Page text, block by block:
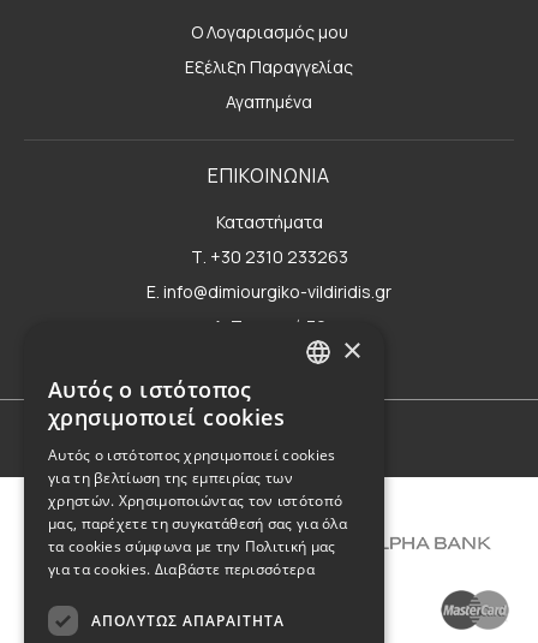
Ο Λογαριασμός μου
Εξέλιξη Παραγγελίας
Αγαπημένα
ΕΠΙΚΟΙΝΩΝΙΑ
Καταστήματα
Τ. +30 2310 233263
E. info@dimiourgiko-vildiridis.gr
Δ. Τσιμισκή 70
Φόρμα επικοινωνίας×
Αυτός ο ιστότοπος
χρησιμοποιεί cookies
Αυτός ο ιστότοπος χρησιμοποιεί cookies
για τη βελτίωση της εμπειρίας των
χρηστών. Χρησιμοποιώντας τον ιστότοπό
μας, παρέχετε τη συγκατάθεσή σας για όλα
τα cookies σύμφωνα με την Πολιτική μας
για τα cookies. Διαβάστε περισσότερα
ΑΠΟΛΎΤΩΣ ΑΠΑΡΑΊΤΗΤΑ